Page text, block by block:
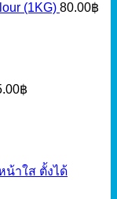
(1KG) 80.00฿
฿
น้าใส ตั้งได้